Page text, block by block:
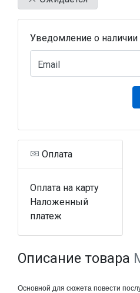
Уведомление о наличии
Email
Оплата
Оплата на карту
Наложенный
платеж
Описание товара
Основной для сюжета повести